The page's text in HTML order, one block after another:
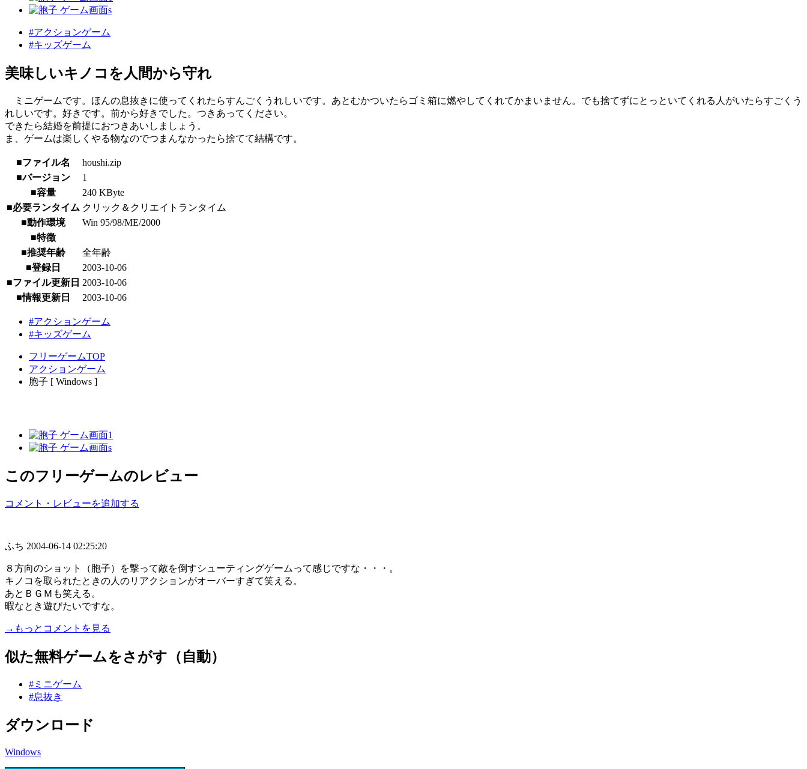
#アクションゲーム
#キッズゲーム
美味しいキノコを人間から守れ
ミニゲームです。ほんの息抜きに使ってくれたらすんごくうれしいです。あとむかついたらゴミ箱に燃やしてくれてかまいません。でも捨てずにとっといてくれる人がいたらすごくう
れしいです。好きです。前から好きでした。つきあってください。
できたら結婚を前提におつきあいしましょう。
ま、ゲームは楽しくやる物なのでつまんなかったら捨てて結構です。
■ファイル名
houshi.zip
■バージョン
1
■容量
240 KByte
■必要ランタイム クリック＆クリエイトランタイム
■動作環境
Win 95/98/ME/2000
■特徴
■推奨年齢
全年齢
■登録日
2003-10-06
■ファイル更新日 2003-10-06
■情報更新日
2003-10-06
#アクションゲーム
#キッズゲーム
フリーゲームTOP
アクションゲーム
胞子 [ Windows ]
このフリーゲームのレビュー
コメント・レビューを追加する
ふち 2004-06-14 02:25:20
８方向のショット（胞子）を撃って敵を倒すシューティングゲームって感じですな・・・。
キノコを取られたときの人のリアクションがオーバーすぎて笑える。
あとＢＧＭも笑える。
暇なとき遊びたいですな。
→もっとコメントを見る
似た無料ゲームをさがす（自動）
#ミニゲーム
#息抜き
ダウンロード
Windows